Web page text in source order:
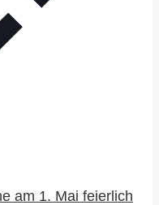
am 1. Mai feierlich